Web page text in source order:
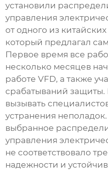
установили
управления
от одного из
который предлагал
Первое время все
несколько месяцев
работеVFD, а также
срабатываний
вызывать
устранения
выбранное
управления
не соответствовало
надежности и